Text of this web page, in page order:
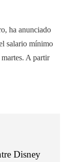
ha anunciado
salario mínimo
A partir
Disney